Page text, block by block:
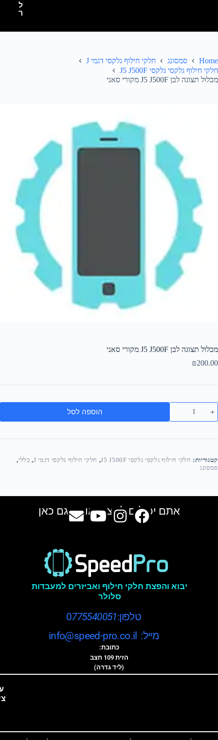
ל
ר
Home סמסונג
חלקי חילוף גלקסי דגמי J
חלקי חילוף גלקסי גלקסי J5 J500F
מכלול תצוגה לבן J5 J500F מקורי סאני
מכלול תצוגה לבן J5 J500F מקורי סאני
₪200.00
הוספה לסל
קטגוריות: חלקי חילוף גלקסי גלקסי J5 J500F , חלקי חילוף גלקסי דגמי J , כללי,
סמסונג
אתם יכולים למצוא אותנו גם כאן
יבוא והפצת חלקי חילוף ואביזרים למעבדות
סלולר
טלפון:0775540051
מייל: info@speed-pro.co.il
כתובת:
הזית 109 חצב
(ליד גדרה)